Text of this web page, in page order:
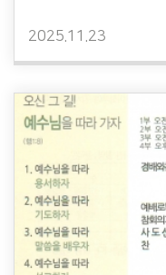
2025.11.23